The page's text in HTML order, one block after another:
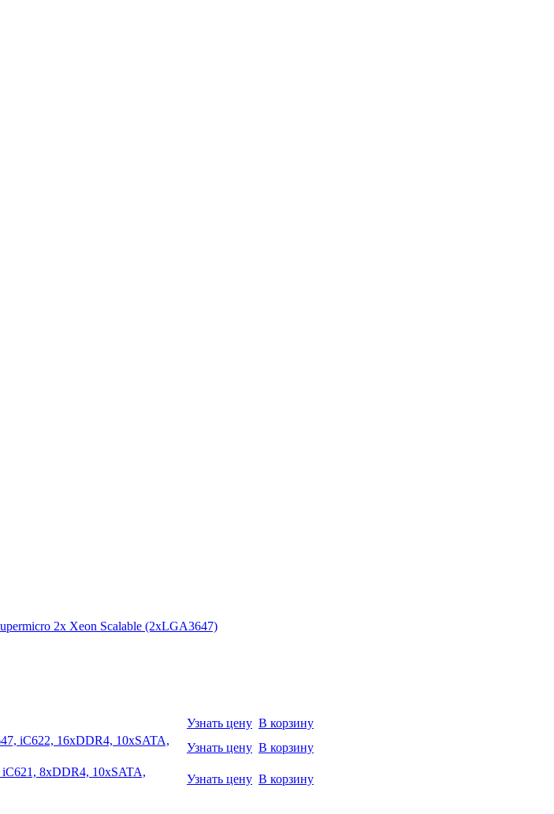
2x Xeon Scalable (2xLGA3647)
Узнать цену В корзину
iC622, 16xDDR4, 10xSATA,
Узнать цену В корзину
8xDDR4, 10xSATA,
Узнать цену В корзину